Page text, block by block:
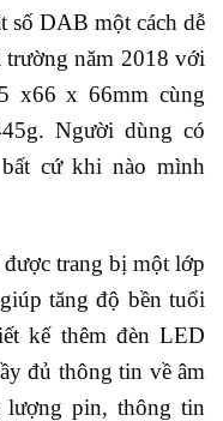
số DAB một cách dễ
năm 2018 với
x66 x 66mm cùng
Người dùng có
cứ khi nào mình
được trang bị một lớp
tăng độ bền tuổi
kế thêm đèn LED
đủ thông tin về âm
pin, thông tin